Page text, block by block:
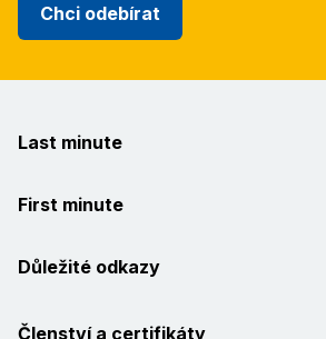
Chci odebírat
Last minute
First minute
Důležité odkazy
Členství a certifikáty